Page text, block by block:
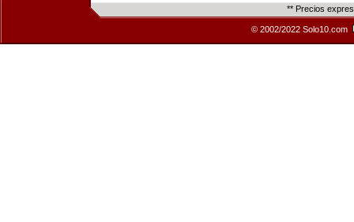
** Precios
© 2002/2022 Solo10.com